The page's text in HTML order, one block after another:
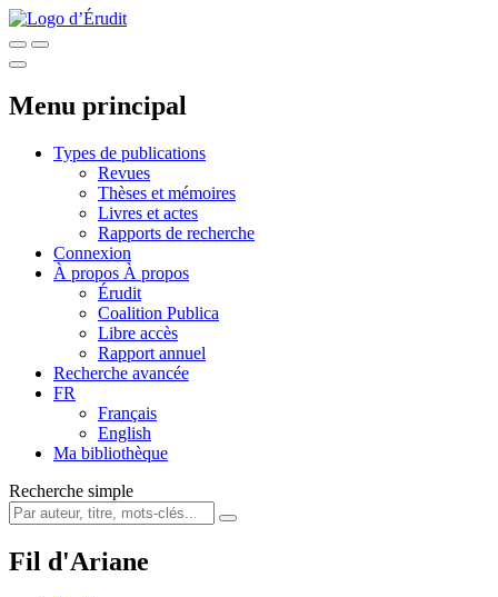
Menu principal
Types de publications
Revues
Thèses et mémoires
Livres et actes
Rapports de recherche
Connexion
À propos À propos
Érudit
Coalition Publica
Libre accès
Rapport annuel
Recherche avancée
FR
Français
English
Ma bibliothèque
Recherche simple
Fil d'Ariane